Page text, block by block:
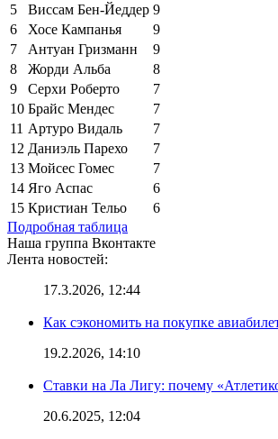
5
Виссам Бен-Йеддер 9
6
Хосе Кампанья
9
7
Антуан Гризманн
9
8
Жорди Альба
8
9
Серхи Роберто
7
10 Брайс Мендес
7
11 Артуро Видаль
7
12 Даниэль Парехо
7
13 Мойсес Гомес
7
14 Яго Аспас
6
15 Кристиан Тельо
6
Подробная таблица
Наша группа Вконтакте
Лента новостей:
17.3.2026, 12:44
Как сэкономить на покупке
19.2.2026, 14:10
Ставки на Ла Лигу: почему
20.6.2025, 12:04